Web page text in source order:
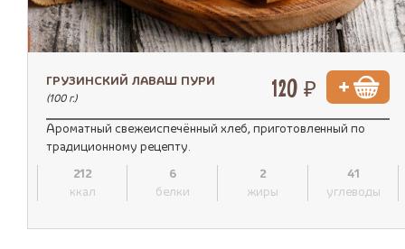
ГРУЗИНСКИЙ ЛАВАШ ПУРИ
(100 г.) 120 ₽
Ароматный свежеиспечённый хлеб, приготовленный по
традиционному рецепту.
212
ккал
6
белки
2
жиры
41
углеводы